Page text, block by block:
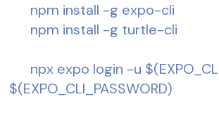
npm install -g expo-cli
npm install -g turtle-cli
$(EXPO_CLI_PASSWORD)